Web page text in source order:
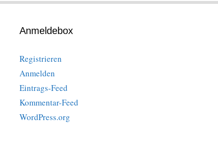
Anmeldebox
Registrieren
Anmelden
Eintrags-Feed
Kommentar-Feed
WordPress.org